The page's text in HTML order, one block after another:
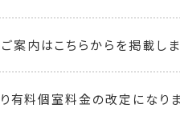
案内はこちらからを掲載し
有料個室料金の改定になり